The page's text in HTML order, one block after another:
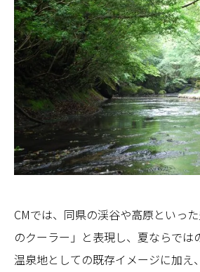
CMでは、同県の渓谷や高原といっ
のクーラー」と表現し、夏ならでは
温泉地としての既存イメージに加え